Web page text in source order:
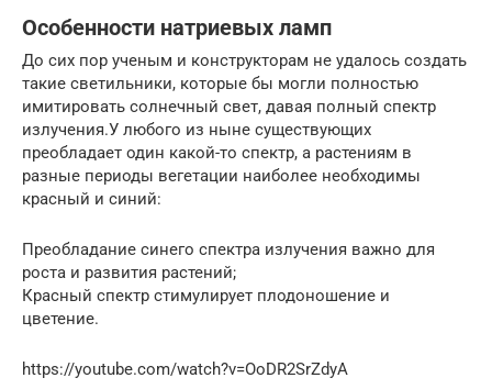
Особенности натриевых ламп
До сих пор ученым и конструкторам не удалось создать
такие светильники, которые бы могли полностью
имитировать солнечный свет, давая полный спектр
излучения.У любого из ныне существующих
преобладает один какой-то спектр, а растениям в
разные периоды вегетации наиболее необходимы
красный и синий:
Преобладание синего спектра излучения важно для
роста и развития растений;
Красный спектр стимулирует плодоношение и
цветение.
https://youtube.com/watch?v=OoDR2SrZdyA